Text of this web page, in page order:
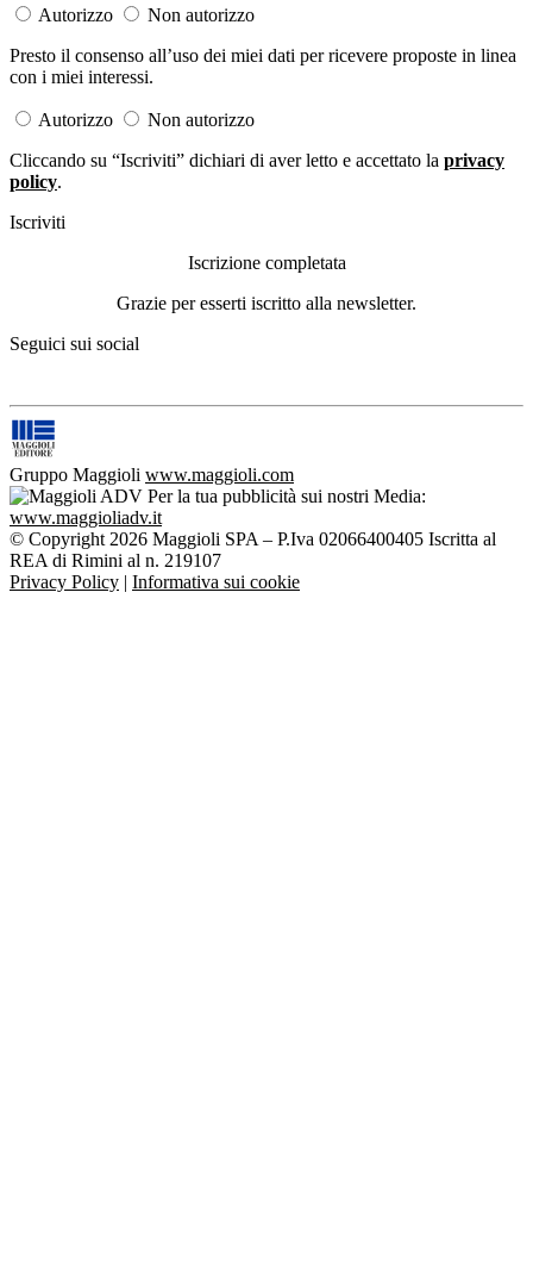
Autorizzo
Non autorizzo
Presto il consenso all’uso dei miei dati per ricevere proposte in linea
con i miei interessi.
Autorizzo
Non autorizzo
Cliccando su “Iscriviti” dichiari di aver letto e accettato la privacy
policy.
Iscriviti
Iscrizione completata
Grazie per esserti iscritto alla newsletter.
Seguici sui social
Gruppo Maggioli www.maggioli.com
Per la tua pubblicità sui nostri Media:
www.maggioliadv.it
© Copyright 2026 Maggioli SPA – P.Iva 02066400405 Iscritta al
REA di Rimini al n. 219107
Privacy Policy | Informativa sui cookie